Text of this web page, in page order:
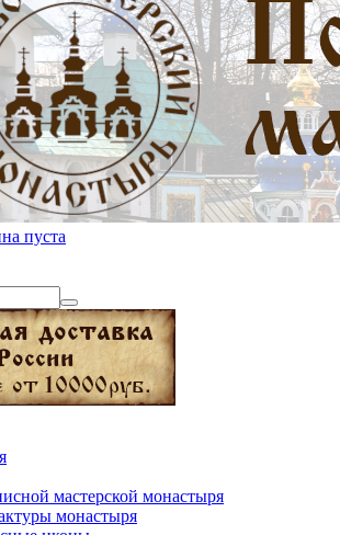
пуста
мастерской монастыря
монастыря